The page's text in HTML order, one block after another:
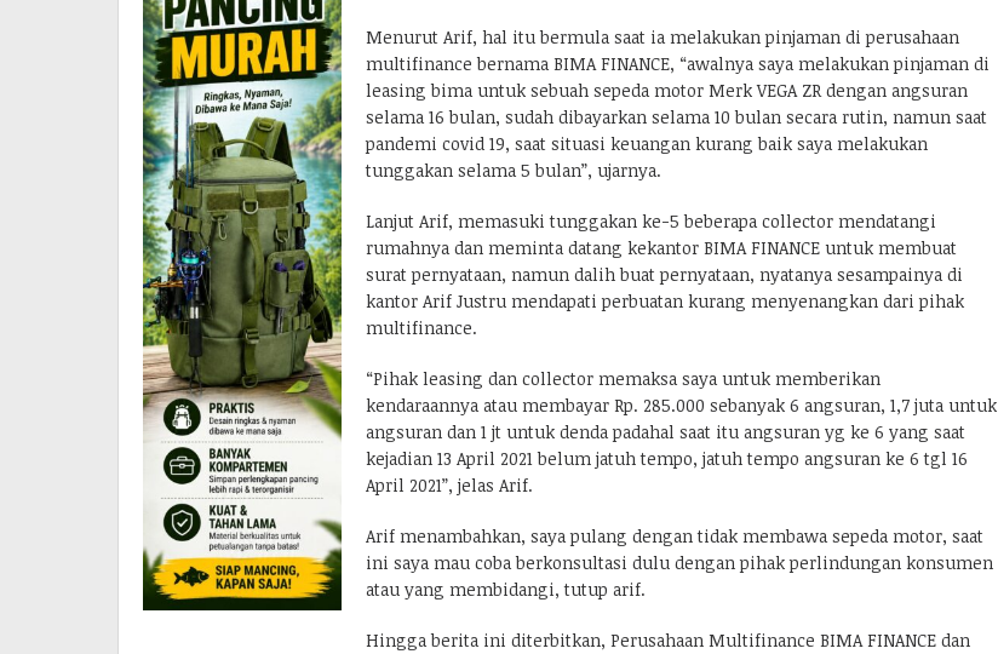
Menurut Arif, hal itu bermula saat ia melakukan pinjaman di perusahaan
multifinance bernama BIMA FINANCE, “awalnya saya melakukan pinjaman di
leasing bima untuk sebuah sepeda motor Merk VEGA ZR dengan angsuran
selama 16 bulan, sudah dibayarkan selama 10 bulan secara rutin, namun saat
pandemi covid 19, saat situasi keuangan kurang baik saya melakukan
tunggakan selama 5 bulan”, ujarnya.
Lanjut Arif, memasuki tunggakan ke-5 beberapa collector mendatangi
rumahnya dan meminta datang kekantor BIMA FINANCE untuk membuat
surat pernyataan, namun dalih buat pernyataan, nyatanya sesampainya di
kantor Arif Justru mendapati perbuatan kurang menyenangkan dari pihak
multifinance.
“Pihak leasing dan collector memaksa saya untuk memberikan
kendaraannya atau membayar Rp. 285.000 sebanyak 6 angsuran, 1,7 juta untuk
angsuran dan 1 jt untuk denda padahal saat itu angsuran yg ke 6 yang saat
kejadian 13 April 2021 belum jatuh tempo, jatuh tempo angsuran ke 6 tgl 16
April 2021”, jelas Arif.
Arif menambahkan, saya pulang dengan tidak membawa sepeda motor, saat
ini saya mau coba berkonsultasi dulu dengan pihak perlindungan konsumen
atau yang membidangi, tutup arif.
Hingga berita ini diterbitkan, Perusahaan Multifinance BIMA FINANCE dan